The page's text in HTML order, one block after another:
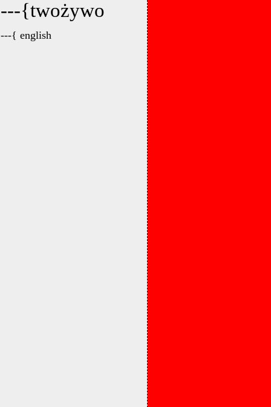
---{twożywo
---{ english